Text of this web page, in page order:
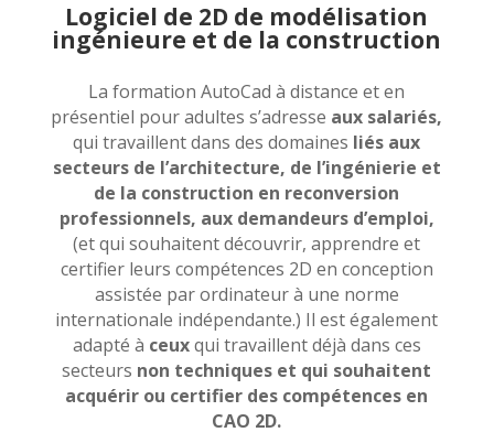
Logiciel de 2D de modélisation
ingénieure et de la construction
La formation AutoCad à distance et en
présentiel pour adultes s’adresse aux salariés,
qui travaillent dans des domaines liés aux
secteurs de l’architecture, de l’ingénierie et
de la construction en reconversion
professionnels, aux demandeurs d’emploi,
(et qui souhaitent découvrir, apprendre et
certifier leurs compétences 2D en conception
assistée par ordinateur à une norme
internationale indépendante.) Il est également
adapté à ceuxqui travaillent déjà dans ces
secteurs non techniques et qui souhaitent
acquérir ou certifier des compétences en
CAO 2D.